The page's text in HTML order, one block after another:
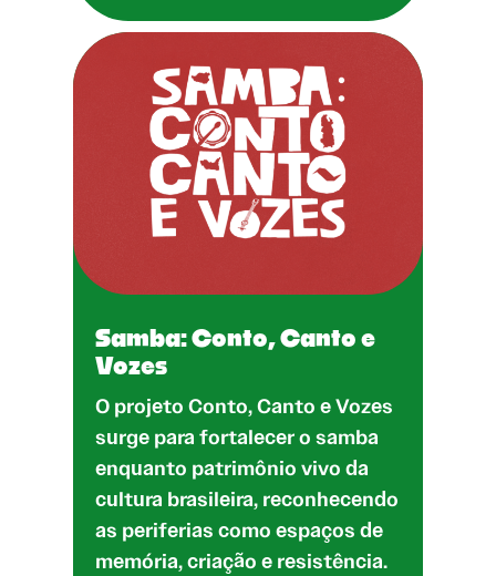
Samba: Conto, Canto e
Vozes
O projeto Conto, Canto e Vozes
surge para fortalecer o samba
enquanto patrimônio vivo da
cultura brasileira, reconhecendo
as periferias como espaços de
memória, criação e resistência.